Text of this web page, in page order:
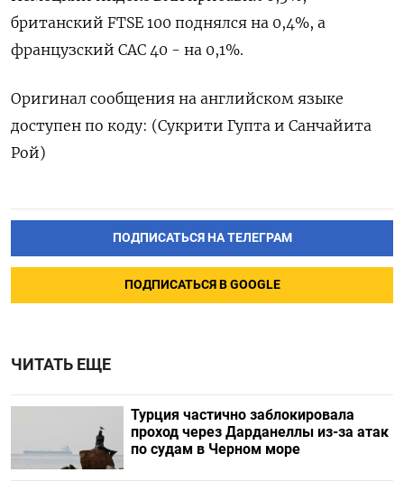
британский FTSE 100 поднялся на 0,4%, а
французский CAC 40 - на 0,1%.
Оригинал сообщения на английском языке
доступен по коду: (Сукрити Гупта и Санчайита
Рой)
ПОДПИСАТЬСЯ НА ТЕЛЕГРАМ
ПОДПИСАТЬСЯ В GOOGLE
ЧИТАТЬ ЕЩЕ
Турция частично заблокировала
проход через Дарданеллы из-за атак
по судам в Черном море